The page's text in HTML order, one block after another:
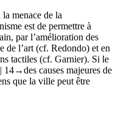
menace de la
est de permettre à
par l’amélioration des
de l’art (cf. Redondo) et en
tactiles (cf. Garnier). Si le
14→des causes majeures de
que la ville peut être